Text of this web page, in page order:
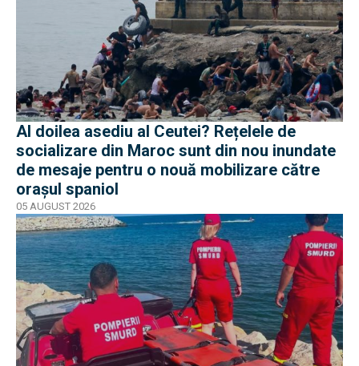
Al doilea asediu al Ceutei? Rețelele de
socializare din Maroc sunt din nou inundate
de mesaje pentru o nouă mobilizare către
orașul spaniol
05 AUGUST 2026